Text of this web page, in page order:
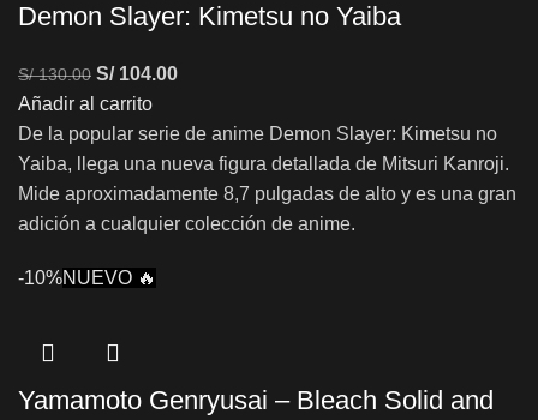
Demon Slayer: Kimetsu no Yaiba
S/130.00 S/104.00
Añadir al carrito
De la popular serie de anime Demon Slayer: Kimetsu no
Yaiba, llega una nueva figura detallada de Mitsuri Kanroji.
Mide aproximadamente 8,7 pulgadas de alto y es una gran
adición a cualquier colección de anime.
-10%NUEVO 🔥
Yamamoto Genryusai – Bleach Solid and